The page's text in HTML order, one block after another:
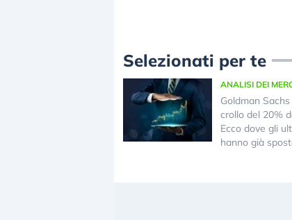
Selezionati per te
ANALISI DEI
Goldman
crollo del 20%
Ecco dove gli
hanno già